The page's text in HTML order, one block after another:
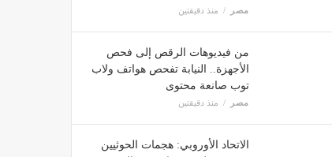
مصر منذ دقيقتين
من فيديوهات الرقص إلى فحص
الأجهزة.. النيابة تفحص هواتف ولاب
توب صانعة محتوى
مصر منذ دقيقتين
الاتحاد الأوروبي: هجمات الحوثيين